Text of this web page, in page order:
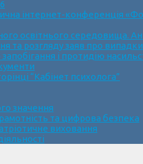
інтернет-конференція
освітнього середовища.
та розгляду заяв про випадки
і протидію
“Кабінет психолога”
значення
та цифрова безпека
виховання